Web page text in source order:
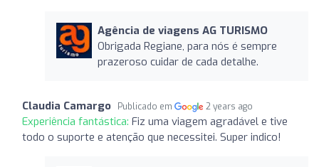
Agência de viagens AG TURISMO
Obrigada Regiane, para nós é sempre
prazeroso cuidar de cada detalhe.
Claudia Camargo Publicado em 2 years ago
Experiência fantástica: Fiz uma viagem agradável e tive
todo o suporte e atenção que necessitei. Super indico!